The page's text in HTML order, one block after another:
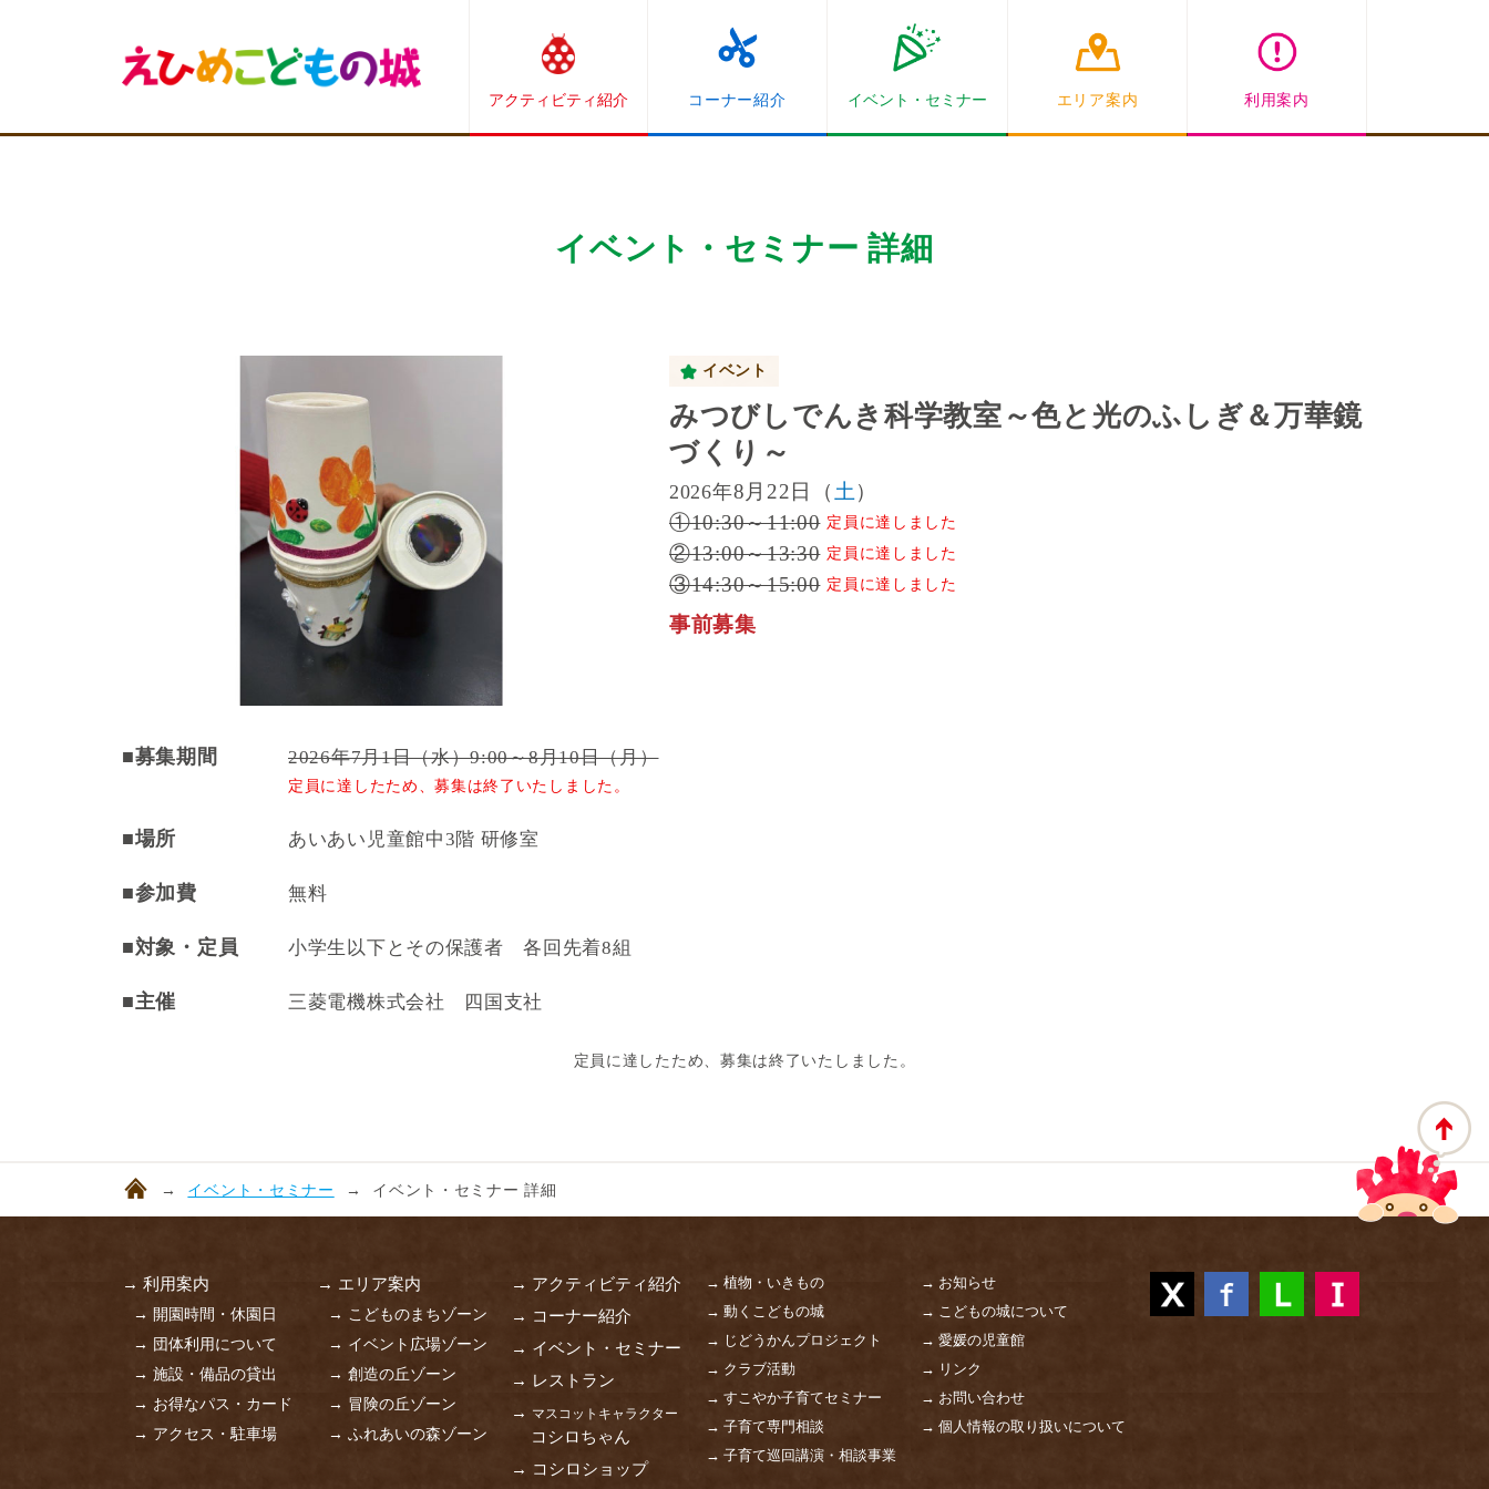
アクティビティ紹介 コーナー紹介 イベント・ セミナー エリア案内 利用案内
イベント・セミナー 詳細
イベント
みつびしでんき科学教室～色と光のふしぎ＆万華鏡
づくり～
2026年8月22日（ 土 ）
①10:30～11:00 定員に達しました
②13:00～13:30 定員に達しました
③14:30～15:00 定員に達しました
事前募集
■募集期間 2026年7月1日（水）9:00～8月10日（月）
定員に達したため、募集は終了いたしました。
■場所 あいあい児童館中3階 研修室
■参加費 無料
■対象・定員 小学生以下とその保護者 各回先着8組
■主催 三菱電機株式会社 四国支社
定員に達したため、募集は終了いたしました。
イベント・セミナー イベント・セミナー 詳細
→ 利用案内
→ 開園時間・休園日
→ 団体利用について
→ 施設・備品の貸出
→ お得なパス・カード
→ アクセス・駐車場
→ エリア案内
→ こどものまちゾーン
→ イベント広場ゾーン
→ 創造の丘ゾーン
→ 冒険の丘ゾーン
→ ふれあいの森ゾーン
→ アクティビティ紹介
→ コーナー紹介
→ イベント・セミナー
→ レストラン
→ マスコットキャラクター
コシロちゃん
→ コシロショップ
→ 植物・いきもの
→ 動くこどもの城
→ じどうかんプロジェクト
→ クラブ活動
→ すこやか子育てセミナー
→ 子育て専門相談
→ 子育て巡回講演・相談事業
→ お知らせ
→ こどもの城について
→ 愛媛の児童館
→ リンク
→ お問い合わせ
→ 個人情報の取り扱いについて